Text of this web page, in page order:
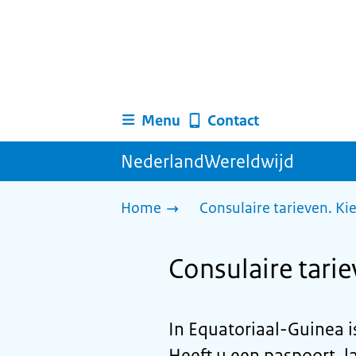
Menu Contact
NederlandWereldwijd
Home Consulaire tarieven.
Consulaire
In Equatoriaal-Guinea